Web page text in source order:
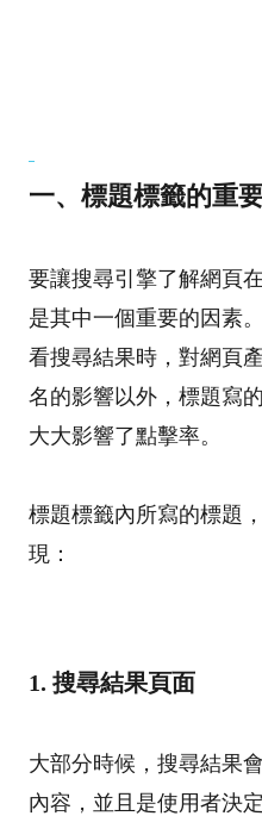
一、標題標籤的重
要讓搜尋引擎了解網頁
是其中一個重要的因素
看搜尋結果時，對網頁
名的影響以外，標題寫
大大影響了點擊率。
標題標籤內所寫的標題
現：
1. 搜尋結果頁面
大部分時候，搜尋結果
內容，並且是使用者決